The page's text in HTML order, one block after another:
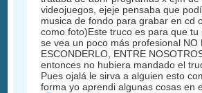
videojuegos, ejeje pensaba que
musica de fondo para grabar en cd
como foto)Este truco es para que tu
se vea un poco más profesional NO
ESCONDERLO, ENTRE
entonces no hubiera mandado el
Pues ojalá le sirva a alguien esto
forma yo aprendi algunas cosas en